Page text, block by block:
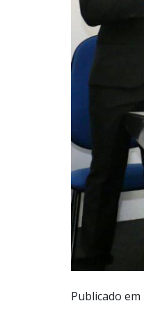
Publicado em